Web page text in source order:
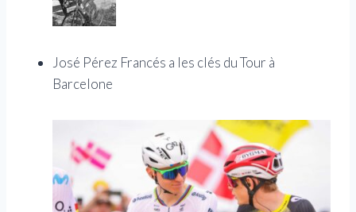
José Pérez Francés a les clés du Tour à
Barcelone